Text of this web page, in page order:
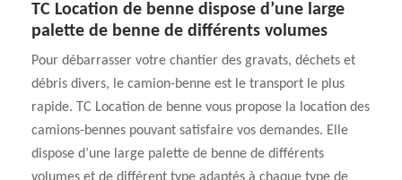
TC Location de benne dispose d’une large
palette de benne de différents volumes
Pour débarrasser votre chantier des gravats, déchets et
débris divers, le camion-benne est le transport le plus
rapide. TC Location de benne vous propose la location des
camions-bennes pouvant satisfaire vos demandes. Elle
dispose d’une large palette de benne de différents